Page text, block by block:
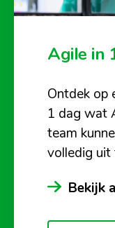
Agile in
Ontdek op
1 dag wat
team
volledig uit
Bekijk